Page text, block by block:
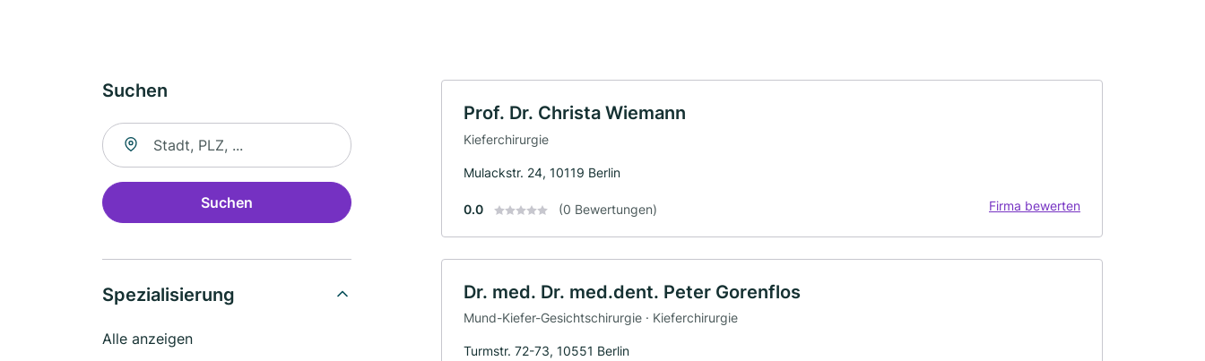
Suchen
Suche nach Ort
Suchen
Spezialisierung
Alle anzeigen
Prof. Dr. Christa Wiemann
Kieferchirurgie
Mulackstr. 24, 10119 Berlin
0.0 (0 Bewertungen) Firma bewerten
Dr. med. Dr. med.dent. Peter Gorenflos
Mund-Kiefer-Gesichtschirurgie · Kieferchirurgie
Turmstr. 72-73, 10551 Berlin